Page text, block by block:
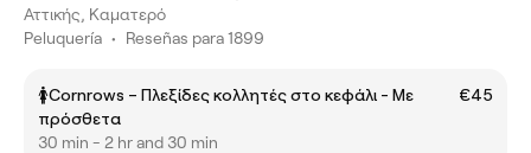
Αττικής, Καματερό
Peluquería • Reseñas para 1899
🚺Cornrows – Πλεξίδες κολλητές στο κεφάλι - Με
πρόσθετα
€45
30 min - 2 hr and 30 min